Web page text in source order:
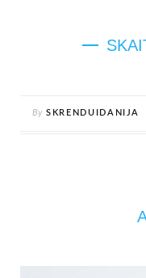
By SKRENDUIDANIJA